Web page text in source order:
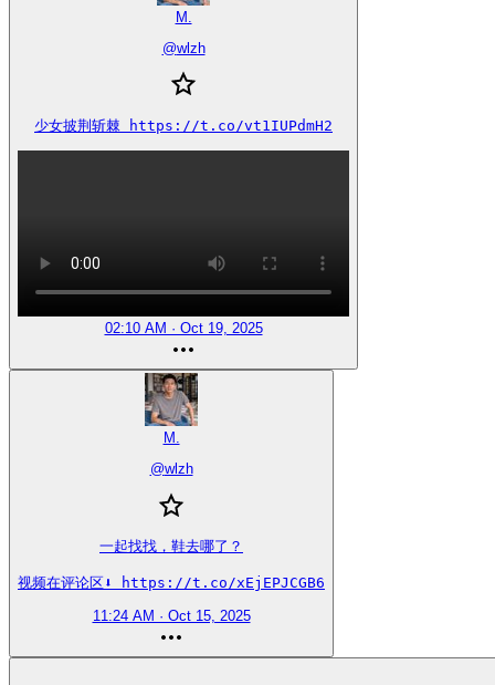
M.
@wlzh
少女披荆斩棘 https://t.co/vt1IUPdmH2
02:10 AM · Oct 19, 2025
M.
@wlzh
一起找找，鞋去哪了？
视频在评论区⬇️ https://t.co/xEjEPJCGB6
11:24 AM · Oct 15, 2025